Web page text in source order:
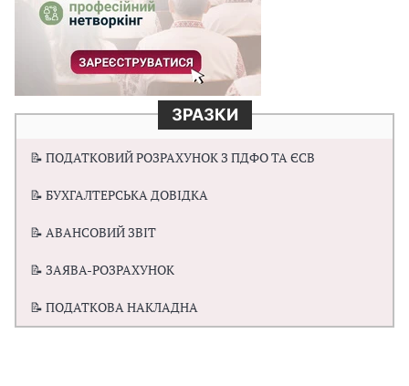
ЗРАЗКИ
📝 ПОДАТКОВИЙ РОЗРАХУНОК З ПДФО ТА ЄСВ
📝 БУХГАЛТЕРСЬКА ДОВІДКА
📝 АВАНСОВИЙ ЗВІТ
📝 ЗАЯВА-РОЗРАХУНОК
📝 ПОДАТКОВА НАКЛАДНА